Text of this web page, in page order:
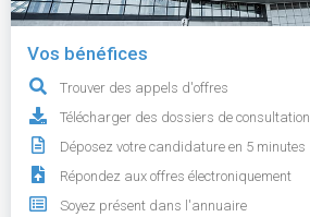
Vos bénéfices
Trouver des appels d'offres
Télécharger des dossiers de consultation
Déposez votre candidature en 5 minutes
Répondez aux offres électroniquement
Soyez présent dans l'annuaire